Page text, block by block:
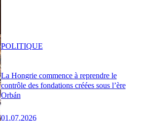
La Hongrie commence à reprendre le
contrôle des fondations créées sous l’ère
Orbán
01.07.2026
POLITIQUE